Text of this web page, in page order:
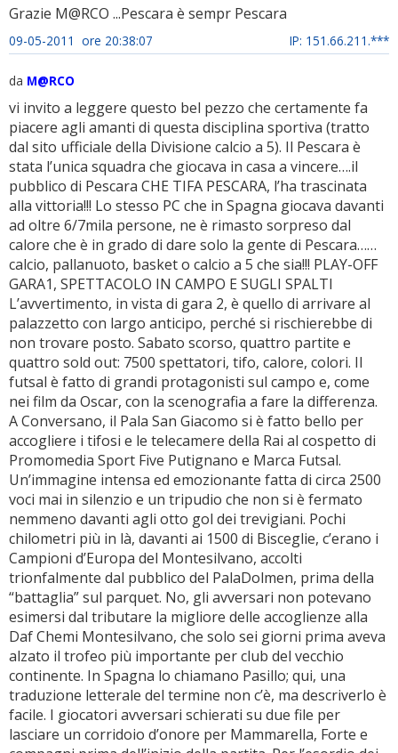
Grazie M@RCO ...Pescara è sempr Pescara
09-05-2011 ore 20:38:07 IP: 151.66.211.***
da M@RCO
vi invito a leggere questo bel pezzo che certamente fa
piacere agli amanti di questa disciplina sportiva (tratto
dal sito ufficiale della Divisione calcio a 5). Il Pescara è
stata l’unica squadra che giocava in casa a vincere….il
pubblico di Pescara CHE TIFA PESCARA, l’ha trascinata
alla vittoria!!! Lo stesso PC che in Spagna giocava davanti
ad oltre 6/7mila persone, ne è rimasto sorpreso dal
calore che è in grado di dare solo la gente di Pescara……
calcio, pallanuoto, basket o calcio a 5 che sia!!! PLAY-OFF
GARA1, SPETTACOLO IN CAMPO E SUGLI SPALTI
L’avvertimento, in vista di gara 2, è quello di arrivare al
palazzetto con largo anticipo, perché si rischierebbe di
non trovare posto. Sabato scorso, quattro partite e
quattro sold out: 7500 spettatori, tifo, calore, colori. Il
futsal è fatto di grandi protagonisti sul campo e, come
nei film da Oscar, con la scenografia a fare la differenza.
A Conversano, il Pala San Giacomo si è fatto bello per
accogliere i tifosi e le telecamere della Rai al cospetto di
Promomedia Sport Five Putignano e Marca Futsal.
Un’immagine intensa ed emozionante fatta di circa 2500
voci mai in silenzio e un tripudio che non si è fermato
nemmeno davanti agli otto gol dei trevigiani. Pochi
chilometri più in là, davanti ai 1500 di Bisceglie, c’erano i
Campioni d’Europa del Montesilvano, accolti
trionfalmente dal pubblico del PalaDolmen, prima della
“battaglia” sul parquet. No, gli avversari non potevano
esimersi dal tributare la migliore delle accoglienze alla
Daf Chemi Montesilvano, che solo sei giorni prima aveva
alzato il trofeo più importante per club del vecchio
continente. In Spagna lo chiamano Pasillo; qui, una
traduzione letterale del termine non c’è, ma descriverlo è
facile. I giocatori avversari schierati su due file per
lasciare un corridoio d’onore per Mammarella, Forte e